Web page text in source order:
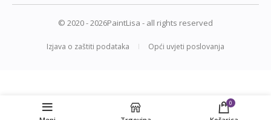
© 2020 - 2026PaintLisa - all rights reserved
Izjava o zaštiti podataka Opći uvjeti poslovanja
ODABIR VARIJACIJE 0